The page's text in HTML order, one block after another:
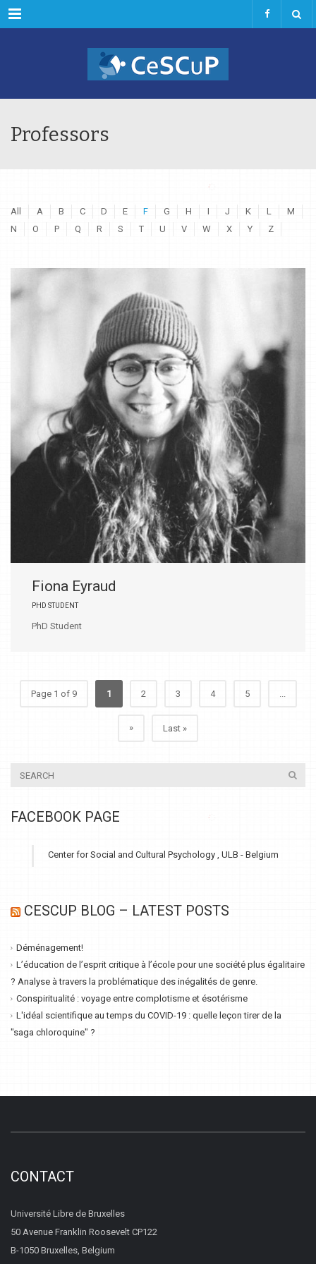
Menu
Professors
All A B C D E F G H I J K L
M
N
O P Q R S T U V W X Y Z
Fiona Eyraud
PHD STUDENT
PhD Student
Page 1 of 9 1 2 3 4 5 ...
» Last »
FACEBOOK PAGE
Center for Social and Cultural Psychology , ULB - Belgium
CESCUP BLOG – LATEST POSTS
Déménagement!
L’éducation de l’esprit critique à l’école pour une société plus égalitaire
? Analyse à travers la problématique des inégalités de genre.
Conspiritualité : voyage entre complotisme et ésotérisme
L'idéal scientifique au temps du COVID-19 : quelle leçon tirer de la
"saga chloroquine" ?
CONTACT
Université Libre de Bruxelles
50 Avenue Franklin Roosevelt CP122
B-1050 Bruxelles, Belgium